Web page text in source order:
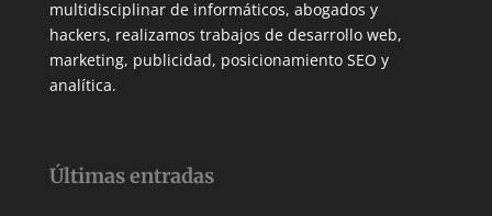
multidisciplinar de informáticos, abogados y
hackers, realizamos trabajos de desarrollo web,
marketing, publicidad, posicionamiento SEO y
analítica.
Últimas entradas